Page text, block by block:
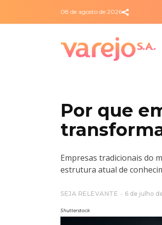
08 de agosto de 2026
Por que
Empresas tradicionais do
estrutura atual de
SEJA RELEVANTE 6 de julho
Shutterstock